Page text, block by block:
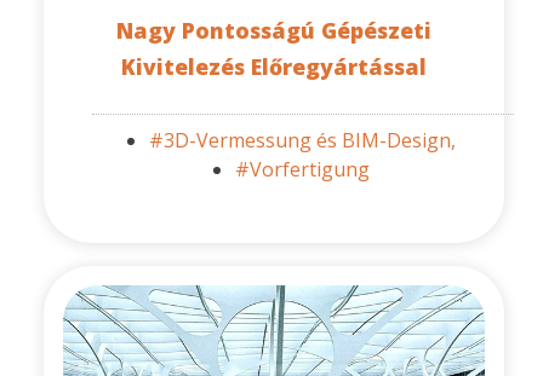
Nagy Pontosságú Gépészeti
Kivitelezés Előregyártással
#3D-Vermessung és BIM-Design,
#Vorfertigung